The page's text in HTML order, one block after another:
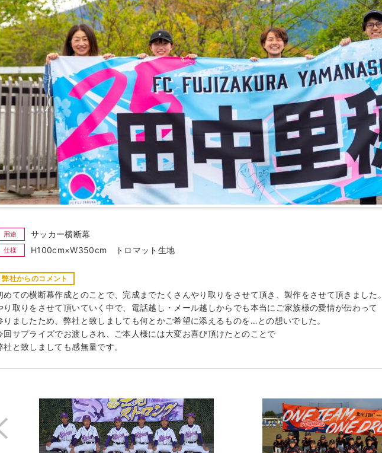
用途 サッカー横断幕
仕様 H100cm×W350cm トロマット生地
弊社からのコメント
めての横断幕作成とのことで、完成までたくさんやり取りをさせて頂き、製作をさせて頂きました。
り取りをさせて頂いていく中で、電話越し・メール越しからでも本当にご家族様の愛情が伝わって
りましたため、弊社と致しましても何とかご希望に添えるものを…との想いでした。
回サプライズでお渡しされ、ご本人様には大変お喜び頂けたとのことで
社と致しましても感無量です。